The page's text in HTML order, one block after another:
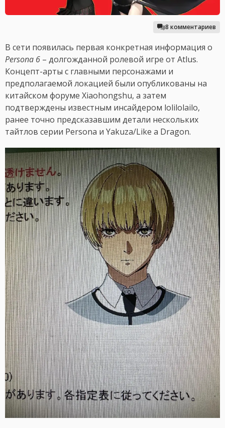
8 комментариев
В сети появилась первая конкретная информация о
Persona 6 – долгожданной ролевой игре от Atlus.
Концепт-арты с главными персонажами и
предполагаемой локацией были опубликованы на
китайском форуме Xiaohongshu, а затем
подтверждены известным инсайдером lolilolailo,
ранее точно предсказавшим детали нескольких
тайтлов серии Persona и Yakuza/Like a Dragon.